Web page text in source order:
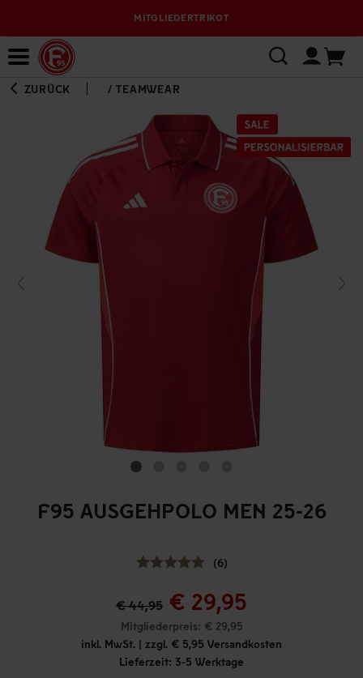
MITGLIEDERTRIKOT
ZURÜCK /TEAMWEAR
F95 AUSGEHPOLO MEN 25-26
(6)
€ 44,95 € 29,95
Mitgliederpreis: € 29,95
inkl. MwSt. | zzgl. € 5,95 Versandkosten
Lieferzeit: 3-5 Werktage